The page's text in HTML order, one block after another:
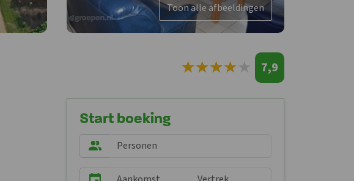
Toon alle afbeeldingen
7,9
★
★★
★★
★★
★★
★
Start boeking